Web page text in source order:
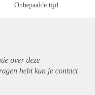
Onbepaalde tijd
over deze
hebt kun je contact